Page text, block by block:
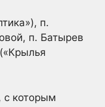
п.
п. Батырев
с которым